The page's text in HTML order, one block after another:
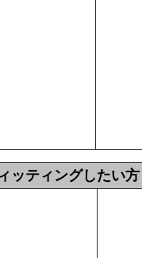
ッティングしたい方